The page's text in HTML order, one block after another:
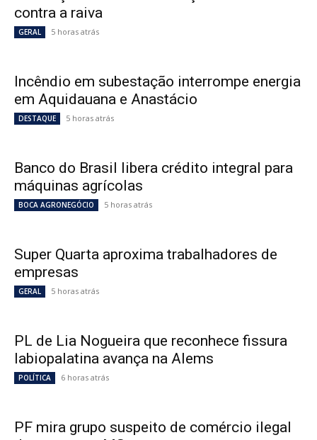
contra a raiva
GERAL 5 horas atrás
Incêndio em subestação interrompe energia
em Aquidauana e Anastácio
DESTAQUE 5 horas atrás
Banco do Brasil libera crédito integral para
máquinas agrícolas
BOCA AGRONEGÓCIO 5 horas atrás
Super Quarta aproxima trabalhadores de
empresas
GERAL 5 horas atrás
PL de Lia Nogueira que reconhece fissura
labiopalatina avança na Alems
POLÍTICA 6 horas atrás
PF mira grupo suspeito de comércio ilegal